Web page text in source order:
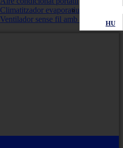
HU
Climatitzador evaporatiu
Ventilador sense fil amb bateria